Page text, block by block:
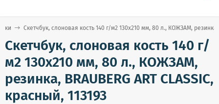
Скетчбук, слоновая кость 140 г/м2 130х210 мм, 80 л., КОЖЗАМ, резинка,
Скетчбук, слоновая кость 140 г/
м2 130х210 мм, 80 л., КОЖЗАМ,
резинка, BRAUBERG ART CLASSIC,
красный, 113193